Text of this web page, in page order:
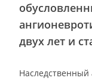
двух лет и
Наследственный